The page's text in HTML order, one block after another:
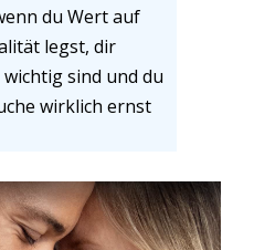
du Wert auf
legst, dir
sind und du
wirklich ernst